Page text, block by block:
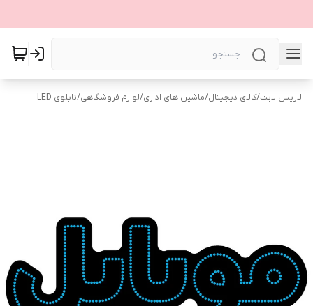
لاریس لایت/کالای دیجیتال/ماشین های اداری/لوازم فروشگاهی/تابلوی LED